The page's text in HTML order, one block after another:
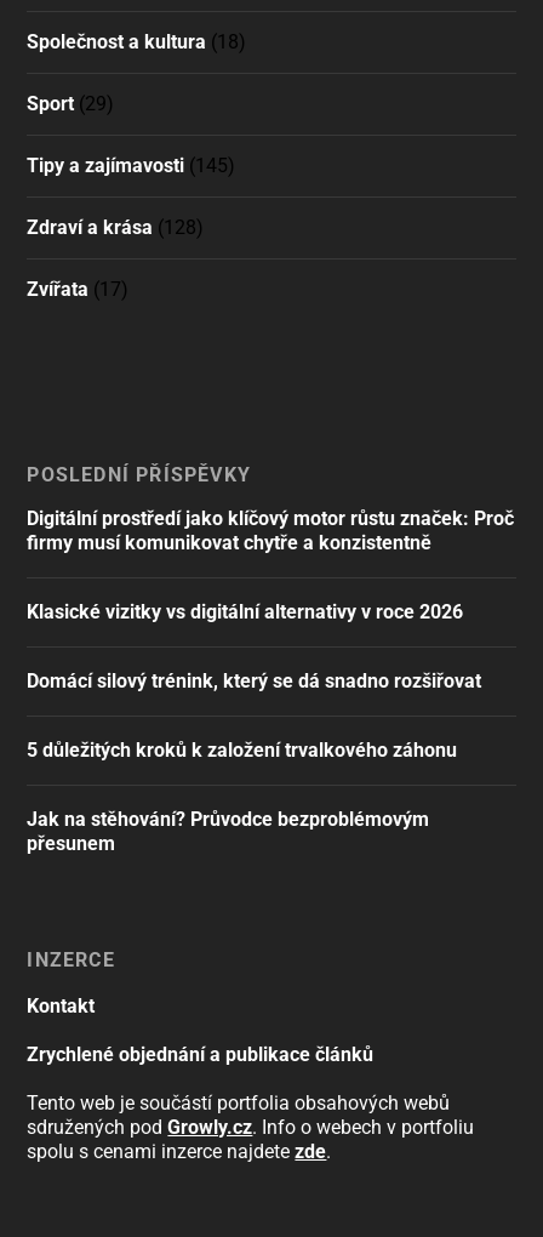
Společnost a kultura (18)
Sport (29)
Tipy a zajímavosti (145)
Zdraví a krása (128)
Zvířata (17)
POSLEDNÍ PŘÍSPĚVKY
Digitální prostředí jako klíčový motor růstu značek: Proč
firmy musí komunikovat chytře a konzistentně
Klasické vizitky vs digitální alternativy v roce 2026
Domácí silový trénink, který se dá snadno rozšiřovat
5 důležitých kroků k založení trvalkového záhonu
Jak na stěhování? Průvodce bezproblémovým
přesunem
INZERCE
Kontakt
Zrychlené objednání a publikace článků
Tento web je součástí portfolia obsahových webů
sdružených podGrowly.cz. Info o webech v portfoliu
spolu s cenami inzerce najdetezde.